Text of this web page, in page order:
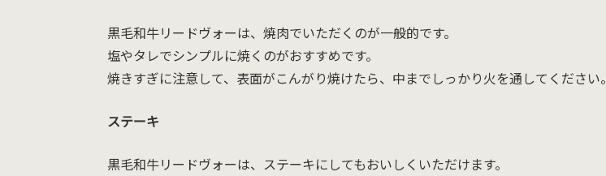
黒毛和牛リードヴォーは、焼肉でいただくのが一般的です。
塩やタレでシンプルに焼くのがおすすめです。
焼きすぎに注意して、表面がこんがり焼けたら、中までしっかり火を通してください。
ステーキ
黒毛和牛リードヴォーは、ステーキにしてもおいしくいただけます。